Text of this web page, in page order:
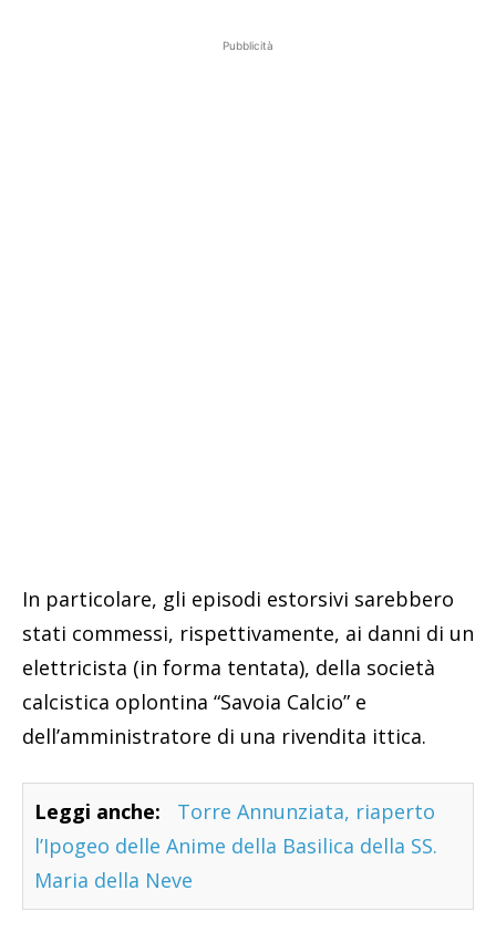
Pubblicità
In particolare, gli episodi estorsivi sarebbero
stati commessi, rispettivamente, ai danni di un
elettricista (in forma tentata), della società
calcistica oplontina “Savoia Calcio” e
dell’amministratore di una rivendita ittica.
Leggi anche:
Torre Annunziata, riaperto
l’Ipogeo delle Anime della Basilica della SS.
Maria della Neve